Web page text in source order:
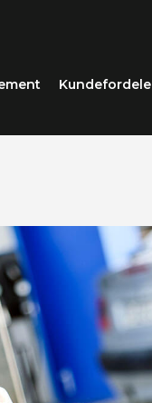
Kundefordele